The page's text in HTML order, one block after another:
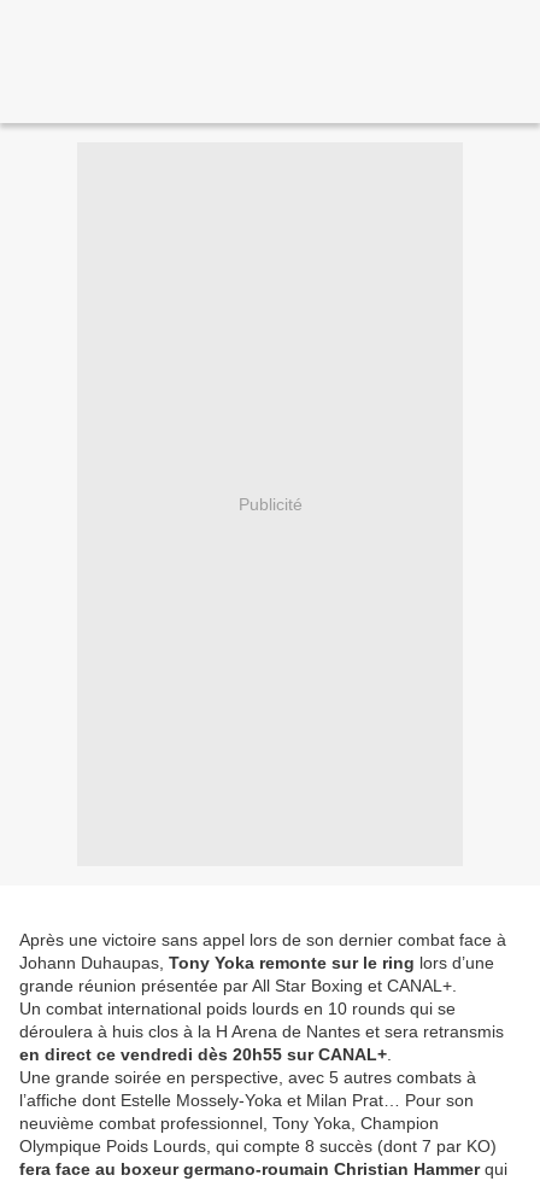
Publicité
Après une victoire sans appel lors de son dernier combat face à
Johann Duhaupas, Tony Yoka remonte sur le ring lors d’une
grande réunion présentée par All Star Boxing et CANAL+.
Un combat international poids lourds en 10 rounds qui se
déroulera à huis clos à la H Arena de Nantes et sera retransmis
en direct ce vendredi dès 20h55 sur CANAL+
Une grande soirée en perspective, avec 5 autres combats à
l’affiche dont Estelle Mossely-Yoka et Milan Prat… Pour son
neuvième combat professionnel, Tony Yoka, Champion
Olympique Poids Lourds, qui compte 8 succès (dont 7 par KO)
fera face au boxeur germano-roumain Christian Hammerqui